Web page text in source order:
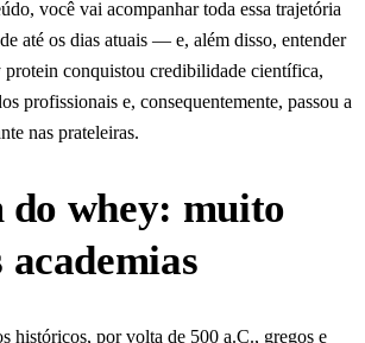
você vai acompanhar toda essa trajetória
até os dias atuais — e, além disso, entender
conquistou credibilidade científica,
profissionais e, consequentemente, passou a
nas prateleiras.
do whey: muito
academias
históricos, por volta de 500 a.C., gregos e